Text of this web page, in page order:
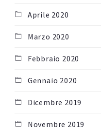
Aprile 2020
Marzo 2020
Febbraio 2020
Gennaio 2020
Dicembre 2019
Novembre 2019